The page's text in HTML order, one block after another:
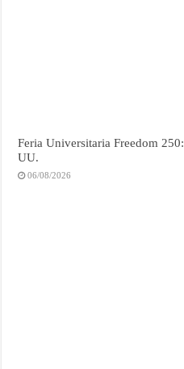
Feria Universitaria Freedom
UU.
06/08/2026